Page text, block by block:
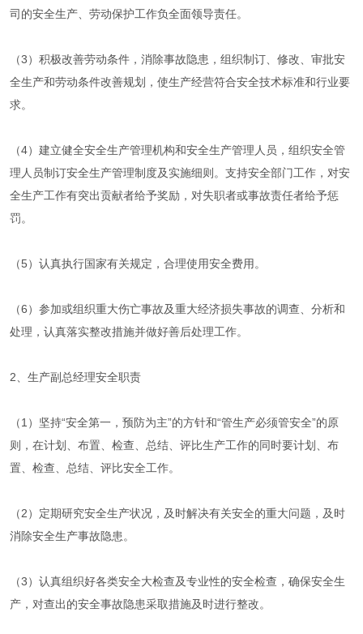
司的安全生产、劳动保护工作负全面领导责任。
（3）积极改善劳动条件，消除事故隐患，组织制订、修改、审批安
全生产和劳动条件改善规划，使生产经营符合安全技术标准和行业要
求。
（4）建立健全安全生产管理机构和安全生产管理人员，组织安全管
理人员制订安全生产管理制度及实施细则。支持安全部门工作，对安
全生产工作有突出贡献者给予奖励，对失职者或事故责任者给予惩
罚。
（5）认真执行国家有关规定，合理使用安全费用。
（6）参加或组织重大伤亡事故及重大经济损失事故的调查、分析和
处理，认真落实整改措施并做好善后处理工作。
2、生产副总经理安全职责
（1）坚持“安全第一，预防为主”的方针和“管生产必须管安全”的原
则，在计划、布置、检查、总结、评比生产工作的同时要计划、布
置、检查、总结、评比安全工作。
（2）定期研究安全生产状况，及时解决有关安全的重大问题，及时
消除安全生产事故隐患。
（3）认真组织好各类安全大检查及专业性的安全检查，确保安全生
产，对查出的安全事故隐患采取措施及时进行整改。